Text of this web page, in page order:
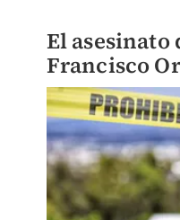
El
Francisco